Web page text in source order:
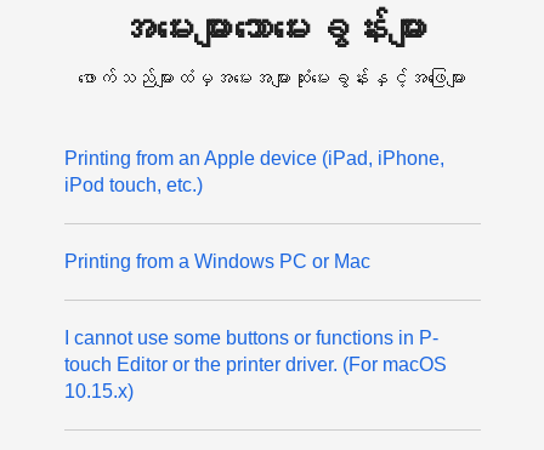
အမေးများသောမေးခွန်းများ
ဖောက်သည်များထံမှအမေးအများဆုံးမေးခွန်းနှင့်အဖြေများ
Printing from an Apple device (iPad, iPhone,
iPod touch, etc.)
Printing from a Windows PC or Mac
I cannot use some buttons or functions in P-
touch Editor or the printer driver. (For macOS
10.15.x)